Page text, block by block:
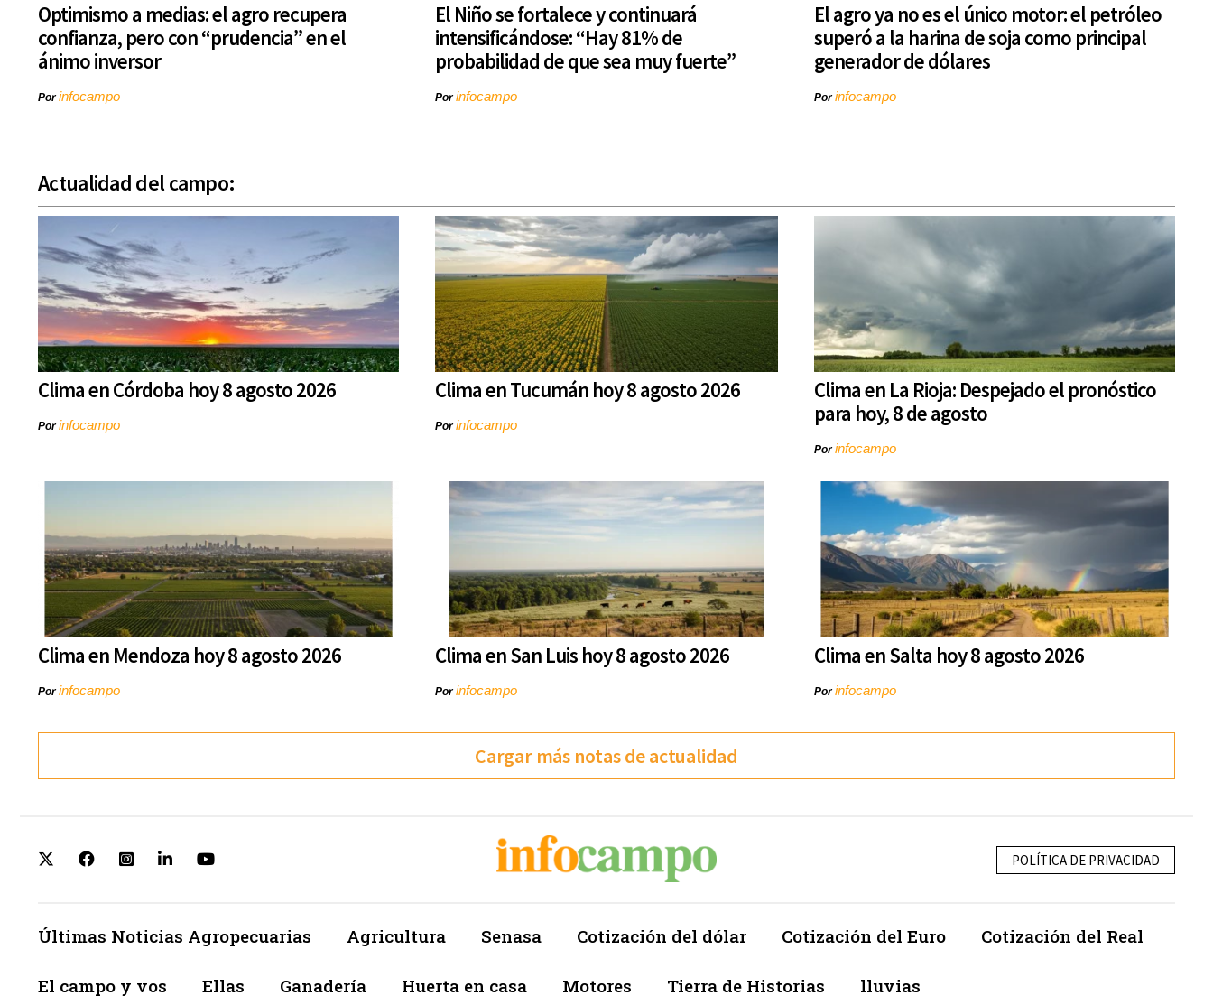
Optimismo a medias: el agro recupera
confianza, pero con “prudencia” en el
ánimo inversor
Porinfocampo
El Niño se fortalece y continuará
intensificándose: “Hay 81% de
probabilidad de que sea muy fuerte”
Porinfocampo
El agro ya no es el único motor: el petróleo
superó a la harina de soja como principal
generador de dólares
Porinfocampo
Actualidad del campo:
Clima en Córdoba hoy 8 agosto 2026
Porinfocampo
Clima en Tucumán hoy 8 agosto 2026
Porinfocampo
Clima en La Rioja: Despejado el pronóstico
para hoy, 8 de agosto
Porinfocampo
Clima en Mendoza hoy 8 agosto 2026
Porinfocampo
Clima en San Luis hoy 8 agosto 2026
Porinfocampo
Clima en Salta hoy 8 agosto 2026
Porinfocampo
Cargar más notas de actualidad
POLÍTICA DE PRIVACIDAD
Últimas Noticias Agropecuarias Agricultura Senasa Cotización del dólar Cotización del Euro Cotización del Real
El campo y vos Ellas Ganadería Huerta en casa Motores Tierra de Historias lluvias